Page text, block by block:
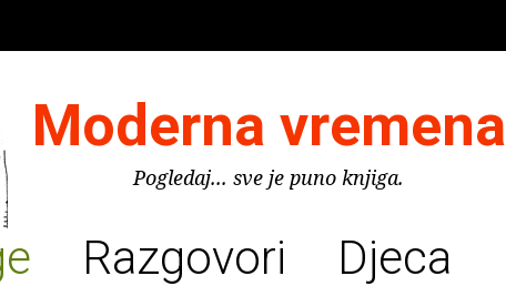
Moderna vremena
Pogledaj... sve je puno knjiga.
Razgovori Djeca